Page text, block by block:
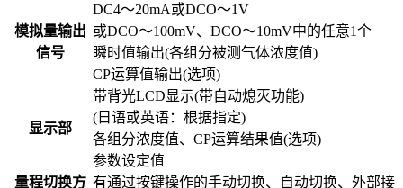
模拟量输出
信号
DC4～20mA或DCO～1V
或DCO～100mV、DCO～10mV中的任意1个
瞬时值输出(各组分被测气体浓度值)
CP运算值输出(选项)
显示部
带背光LCD显示(带自动熄灭功能)
(日语或英语：根据指定)
各组分浓度值、CP运算结果值(选项)
参数设定值
量程切换方 有通过按键操作的手动切换、自动切换、外部接